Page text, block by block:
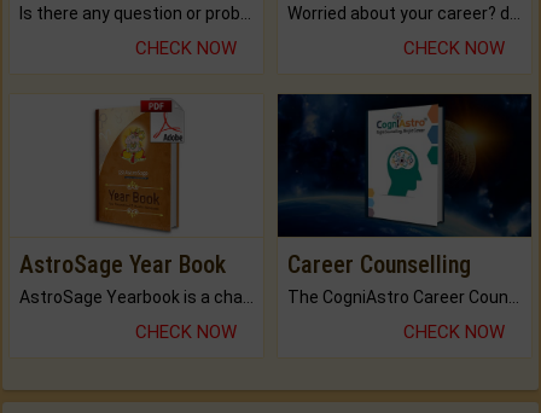
Is there any question or problem lingering.
CHECK NOW
Worried about your career? don't know what is.
CHECK NOW
AstroSage Year Book
AstroSage Yearbook is a channel to fulfill your dreams and destiny.
CHECK NOW
Career Counselling
The CogniAstro Career Counselling Report is the most comprehensive report available on this topic.
CHECK NOW